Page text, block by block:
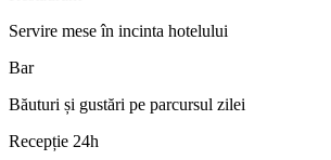
Servire mese în incinta hotelului
Bar
Băuturi și gustări pe parcursul zilei
Recepție 24h